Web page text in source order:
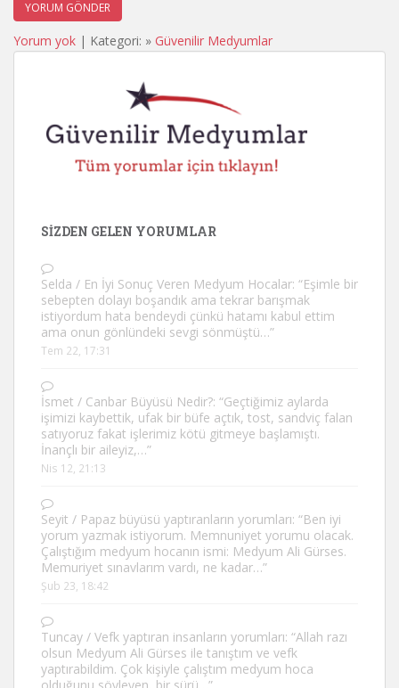
Yorum yok | Kategori: » Güvenilir Medyumlar
SIZDEN GELEN YORUMLAR
Selda / En İyi Sonuç Veren Medyum Hocalar: “Eşimle bir
sebepten dolayı boşandık ama tekrar barışmak
istiyordum hata bendeydi çünkü hatamı kabul ettim
ama onun gönlündeki sevgi sönmüştü…”
Tem 22, 17:31
İsmet / Canbar Büyüsü Nedir?: “Geçtiğimiz aylarda
işimizi kaybettik, ufak bir büfe açtık, tost, sandviç falan
satıyoruz fakat işlerimiz kötü gitmeye başlamıştı.
İnançlı bir aileyiz,…”
Nis 12, 21:13
Seyit / Papaz büyüsü yaptıranların yorumları: “Ben iyi
yorum yazmak istiyorum. Memnuniyet yorumu olacak.
Çalıştığım medyum hocanın ismi: Medyum Ali Gürses.
Memuriyet sınavlarım vardı, ne kadar…”
Şub 23, 18:42
Tuncay / Vefk yaptıran insanların yorumları: “Allah razı
olsun Medyum Ali Gürses ile tanıştım ve vefk
yaptırabildim. Çok kişiyle çalıştım medyum hoca